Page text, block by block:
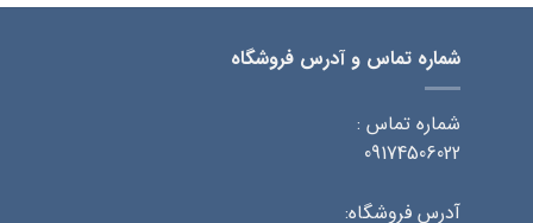
شماره تماس و آدرس فروشگاه
شماره تماس :
09174506022
آدرس فروشگاه: